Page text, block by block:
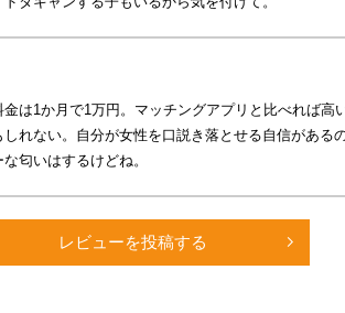
することからスタートし、お互いにと
登録し活用いただくことができます。
は1か月で1万円。マッチングアプリと比べれば高
れない。自分が女性を口説き落とせる自信がある
匂いはするけどね。
レビューを投稿する